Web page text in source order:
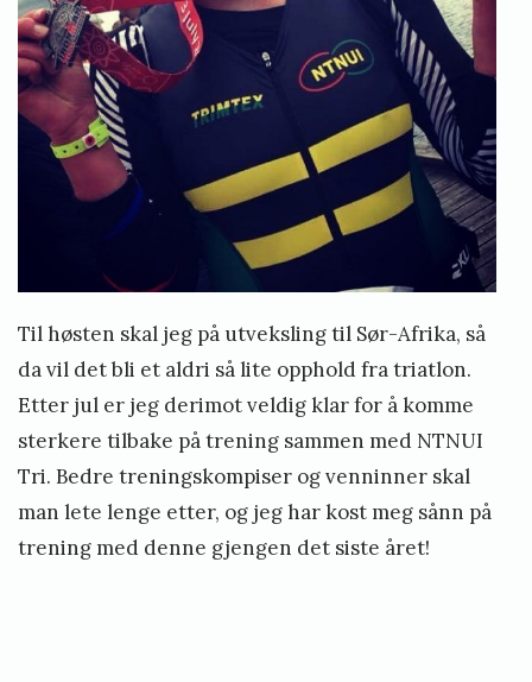
Til høsten skal jeg på utveksling til Sør-Afrika, så
da vil det bli et aldri så lite opphold fra triatlon.
Etter jul er jeg derimot veldig klar for å komme
sterkere tilbake på trening sammen med NTNUI
Tri. Bedre treningskompiser og venninner skal
man lete lenge etter, og jeg har kost meg sånn på
trening med denne gjengen det siste året!